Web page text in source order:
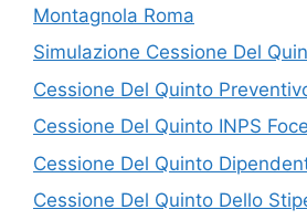
Montagnola Roma
Simulazione Cessione Del
Cessione Del Quinto
Cessione Del Quinto INPS
Cessione Del Quinto
Cessione Del Quinto Dello